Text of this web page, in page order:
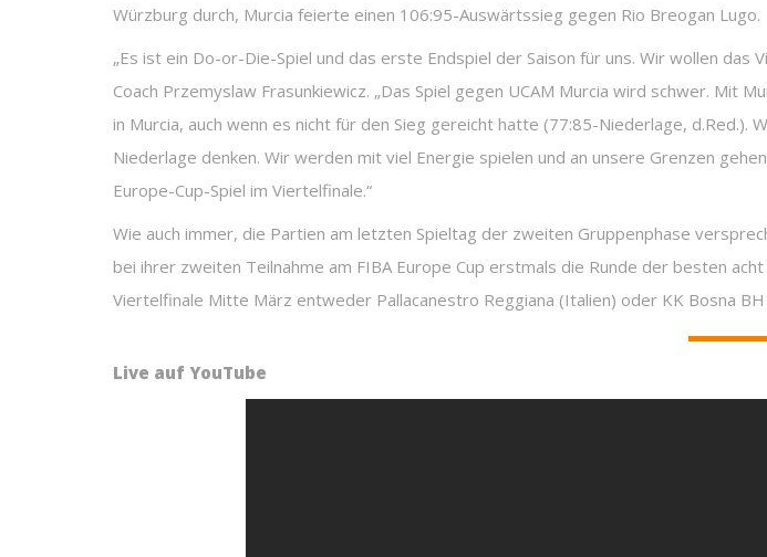
Würzburg durch, Murcia feierte einen 106:95-Auswärtssieg gegen Rio Breogan Lugo.
„Es ist ein Do-or-Die-Spiel und das erste Endspiel der Saison für uns. Wir wollen
Coach Przemyslaw Frasunkiewicz. „Das Spiel gegen UCAM Murcia wird schwer.
in Murcia, auch wenn es nicht für den Sieg gereicht hatte (77:85-Niederlage,
Niederlage denken. Wir werden mit viel Energie spielen und an unsere Grenzen
Europe-Cup-Spiel im Viertelfinale.“
Wie auch immer, die Partien am letzten Spieltag der zweiten Gruppenphase
bei ihrer zweiten Teilnahme am FIBA Europe Cup erstmals die Runde der besten
Viertelfinale Mitte März entweder Pallacanestro Reggiana (Italien) oder KK Bosna
Live auf YouTube